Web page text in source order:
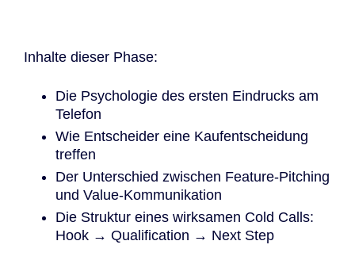
Inhalte dieser Phase:
Die Psychologie des ersten Eindrucks am
Telefon
Wie Entscheider eine Kaufentscheidung
treffen
Der Unterschied zwischen Feature-Pitching
und Value-Kommunikation
Die Struktur eines wirksamen Cold Calls:
Hook → Qualification → Next Step